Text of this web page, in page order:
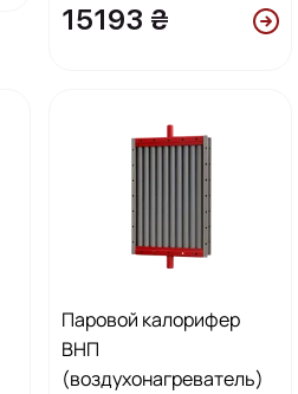
15193 ₴
Паровой калорифер
ВНП
(воздухонагреватель)